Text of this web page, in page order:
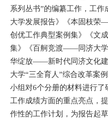
系列丛书”的编纂工作，工
大学发展报告》《本固枝荣
创优工作典型案例集》《文
集》《百舸竞渡——同济大
华绽放——新时代同济文化
大学“三全育人”综合改革案
小组对6个分册的材料进行
工作成绩方面的重点亮点，
作性的工作计划，为报告起